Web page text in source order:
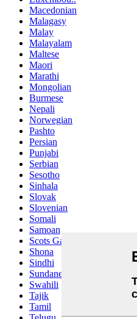
Macedonian
Malagasy
Malay
Malayalam
Maltese
Maori
Marathi
Mongolian
Burmese
Nepali
Norwegian
Pashto
Persian
Punjabi
Serbian
Sesotho
Sinhala
Slovak
Slovenian
Somali
Samoan
Scots Gaelic
Shona
Sindhi
Sundanese
Swahili
Tajik
Tamil